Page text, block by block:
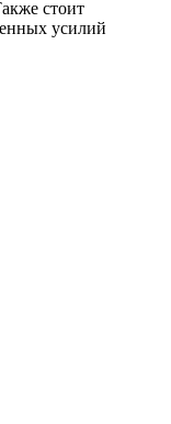
стоит
усилий